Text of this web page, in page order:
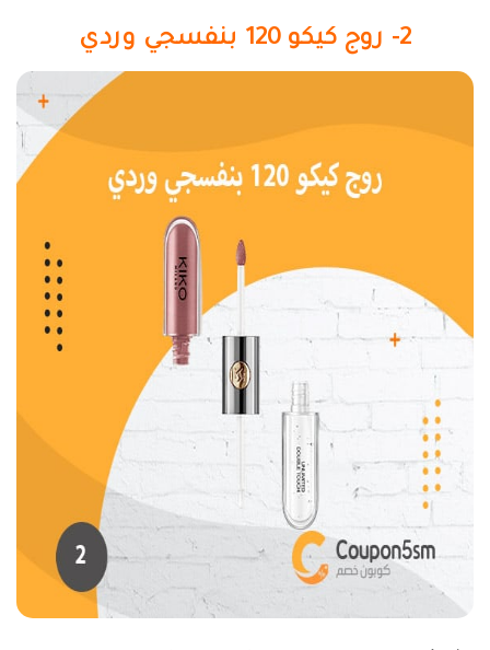
2- روج كيكو 120 بنفسجي وردي